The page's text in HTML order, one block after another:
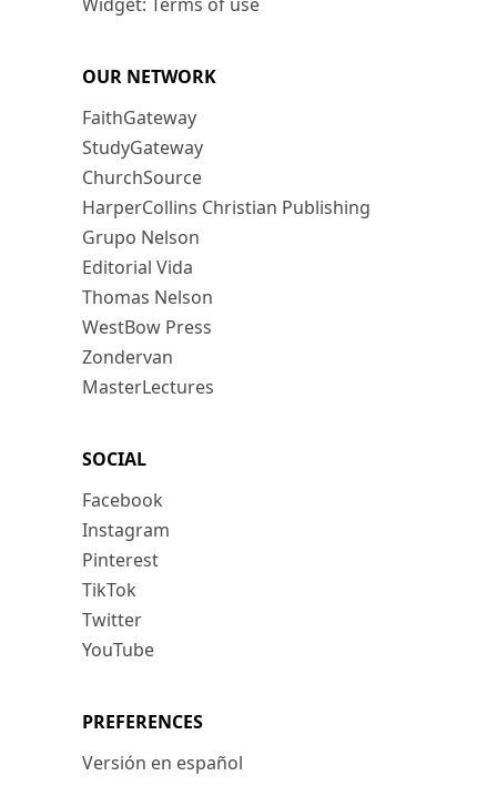
OUR NETWORK
FaithGateway
StudyGateway
ChurchSource
HarperCollins Christian Publishing
Grupo Nelson
Editorial Vida
Thomas Nelson
WestBow Press
Zondervan
MasterLectures
SOCIAL
Facebook
Instagram
Pinterest
TikTok
Twitter
YouTube
PREFERENCES
Versión en español